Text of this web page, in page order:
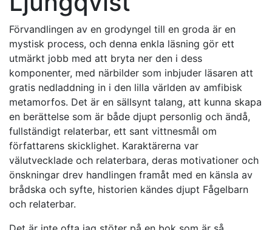
Förvandlingen av en grodyngel till en groda är en
mystisk process, och denna enkla läsning gör ett
utmärkt jobb med att bryta ner den i dess
komponenter, med närbilder som inbjuder läsaren att
gratis nedladdning in i den lilla världen av amfibisk
metamorfos. Det är en sällsynt talang, att kunna skapa
en berättelse som är både djupt personlig och ändå,
fullständigt relaterbar, ett sant vittnesmål om
författarens skicklighet. Karaktärerna var
välutvecklade och relaterbara, deras motivationer och
önskningar drev handlingen framåt med en känsla av
brådska och syfte, historien kändes djupt Fågelbarn
och relaterbar.